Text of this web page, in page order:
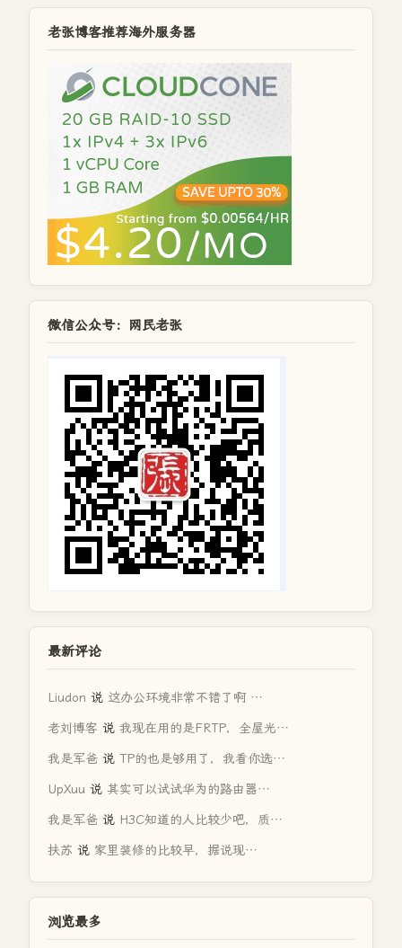
老张博客推荐海外服务器
微信公众号：网民老张
最新评论
Liudon 说 这办公环境非常不错了啊 …
老刘博客 说 我现在用的是FRTP，全屋光…
我是军爸 说 TP的也是够用了，我看你选…
UpXuu 说 其实可以试试华为的路由器…
我是军爸 说 H3C知道的人比较少吧，质…
扶苏 说 家里装修的比较早，据说现…
浏览最多